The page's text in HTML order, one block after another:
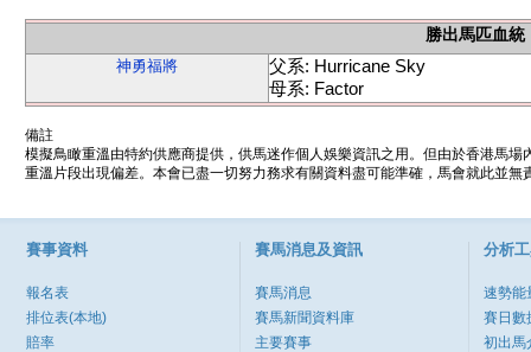
勝出馬匹血統
神勇福將
父系: Hurricane Sky
母系: Factor
備註
模擬鳥瞰重溫由特約供應商提供，供馬迷作個人娛樂資訊之用。但由於香港馬
重溫片段出現偏差。本會已盡一切努力務求有關資料盡可能準確，馬會就此並
賽事資料
報名表
排位表(本地)
賠率
賽馬消息及資訊
賽馬消息
賽馬新聞資料庫
主要賽事
分析
速勢能
賽日數
初出馬